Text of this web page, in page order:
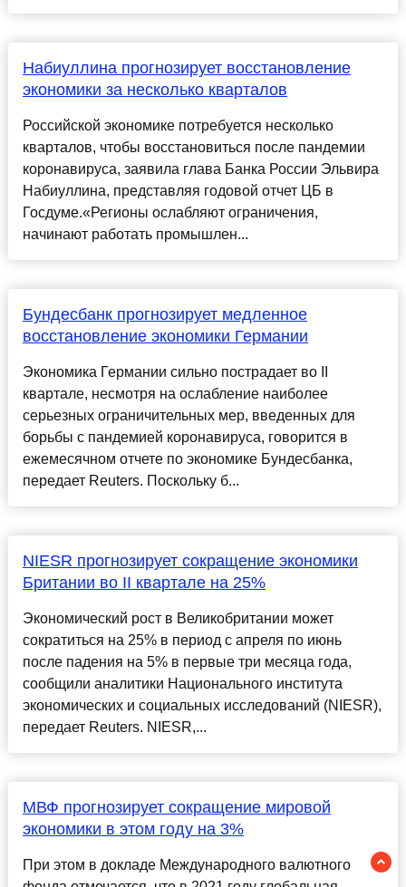
Набиуллина прогнозирует восстановление
экономики за несколько кварталов
Российской экономике потребуется несколько
кварталов, чтобы восстановиться после пандемии
коронавируса, заявила глава Банка России Эльвира
Набиуллина, представляя годовой отчет ЦБ в
Госдуме.«Регионы ослабляют ограничения,
начинают работать промышлен...
Бундесбанк прогнозирует медленное
восстановление экономики Германии
Экономика Германии сильно пострадает во II
квартале, несмотря на ослабление наиболее
серьезных ограничительных мер, введенных для
борьбы с пандемией коронавируса, говорится в
ежемесячном отчете по экономике Бундесбанка,
передает Reuters. Поскольку б...
NIESR прогнозирует сокращение экономики
Британии во II квартале на 25%
Экономический рост в Великобритании может
сократиться на 25% в период с апреля по июнь
после падения на 5% в первые три месяца года,
сообщили аналитики Национального института
экономических и социальных исследований (NIESR),
передает Reuters. NIESR,...
МВФ прогнозирует сокращение мировой
экономики в этом году на 3%
При этом в докладе Международного валютного